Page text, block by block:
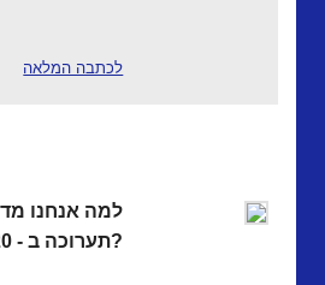
לכתבה המלאה
למה אנחנו
תערוכה ב - 2020?